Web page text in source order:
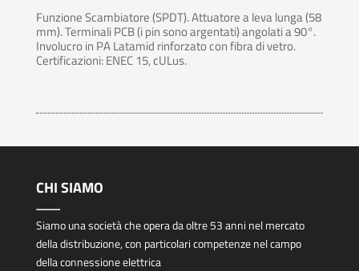
Funzione Scambiatore (SPDT). Attuatore a leva lunga (58
mm). Terminali PCB (i pin sono argentati) angolati a 90°.
Involucro in PA Latamid rinforzato con fibra di vetro.
Certificazioni: ENEC 15, cULus.
CHI SIAMO
Siamo una società che opera da oltre 53 anni nel mercato
della distribuzione, con particolari competenze nel campo
della connessione elettrica